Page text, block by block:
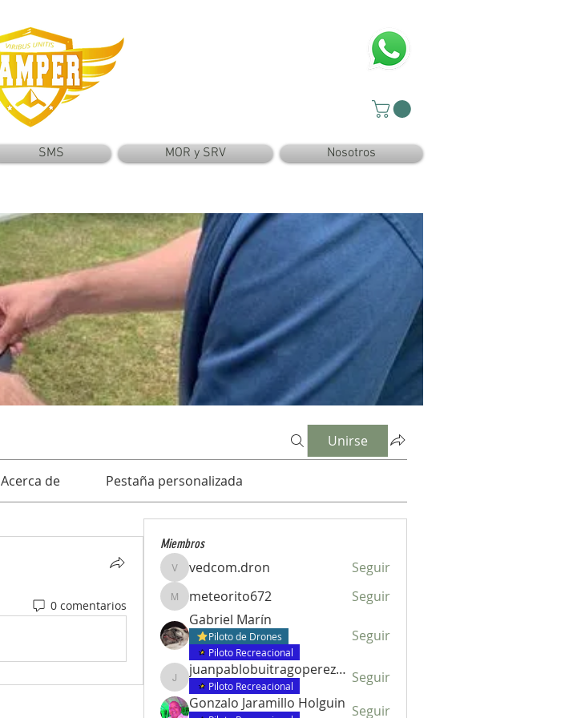
SMS MOR y SRV Nosotros
Unirse
Acerca de Pestaña personalizada
0 comentarios
Miembros
vedcom.dron
vedcom.dron Seguir
meteorito672
meteorito672
Seguir
Gabriel Marín
Piloto de Drones
Piloto Recreacional
Seguir
juanpablobuitragoperez672
juanpablobuitragoperez672
Piloto Recreacional
Seguir
Gonzalo Jaramillo Holguin Seguir